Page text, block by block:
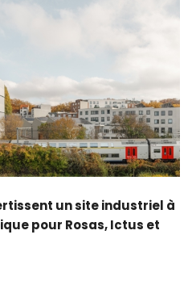
un site industriel à
pour Rosas, Ictus et